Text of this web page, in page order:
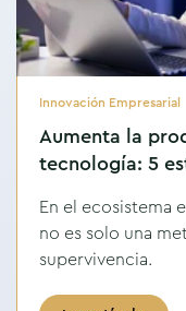
Innovación Empresarial
Aumenta la
tecnología: 5
En el ecosistema
no es solo una
supervivencia.